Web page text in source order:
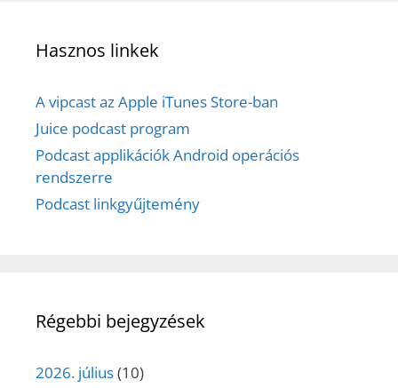
Hasznos linkek
A vipcast az Apple iTunes Store-ban
Juice podcast program
Podcast applikációk Android operációs
rendszerre
Podcast linkgyűjtemény
Régebbi bejegyzések
2026. július(10)